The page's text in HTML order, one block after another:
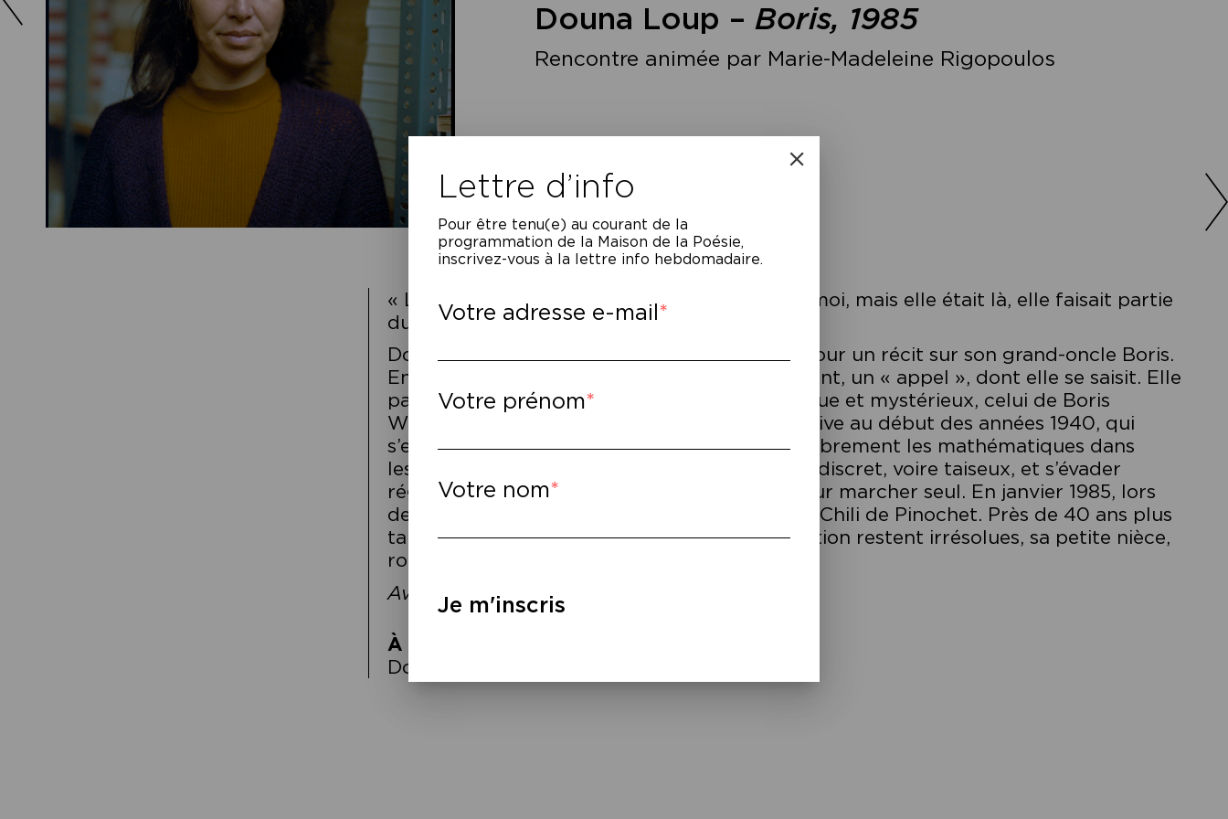
Douna Loup – Boris, 1985
Rencontre animée par Marie-Madeleine Rigopoulos
« L’histoire de Boris n’a jamais été proche de moi, mais elle était là, elle faisait partie
du paysage familial ».
Douna Loup ne pensait pas entreprendre un jour un récit sur son grand-oncle Boris.
En 2018 quelque chose résonne en elle pourtant, un « appel », dont elle se saisit. Elle
part au Chili, sur les traces de ce destin tragique et mystérieux, celui de Boris
Weisfeiler, né en URSS au sein d’une famille juive au début des années 1940, qui
s’exilera aux États-Unis pour pouvoir exercer librement les mathématiques dans
lesquels il excelle. Boris était connu pour être discret, voire taiseux, et s’évader
régulièrement dans de lointaines contrées pour marcher seul. En janvier 1985, lors
de l’une de ces échappées, il disparaît dans le Chili de Pinochet. Près de 40 ans plus
tard, alors que les circonstances de sa disparition restent irrésolues, sa petite nièce,
romancière, rouvre l’enquête.
Avec le soutien de Pro Helvetia
À lire
Dona Loup,
Lettre d’info
Pour être tenu(e) au courant de la
programmation de la Maison de la Poésie,
inscrivez-vous à la lettre info hebdomadaire.
Votre adresse e-mail
Votre prénom
Votre nom
Je m'inscris